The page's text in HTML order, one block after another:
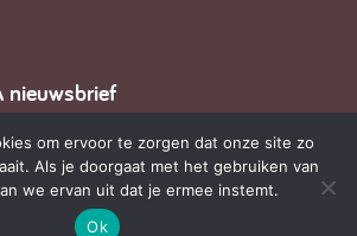
nieuwsbrief
van LSA nieuws, de agenda en
schrijf je in voor onze
om ervoor te zorgen dat onze site zo
Als je doorgaat met het gebruiken van
we ervan uit dat je ermee instemt.
Ok